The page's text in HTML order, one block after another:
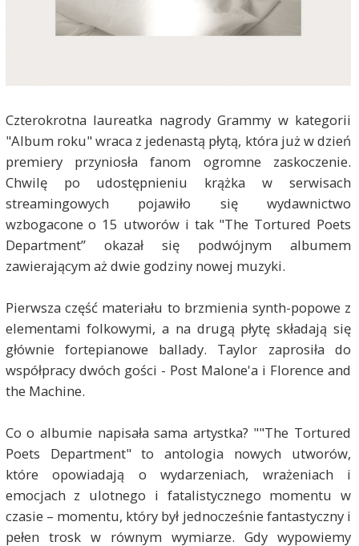
Czterokrotna laureatka nagrody Grammy w kategorii
"Album roku" wraca z jedenastą płytą, która już w dzień
premiery przyniosła fanom ogromne zaskoczenie.
Chwilę po udostępnieniu krążka w serwisach
streamingowych pojawiło się wydawnictwo
wzbogacone o 15 utworów i tak "The Tortured Poets
Department” okazał się podwójnym albumem
zawierającym aż dwie godziny nowej muzyki.
Pierwsza część materiału to brzmienia synth-popowe z
elementami folkowymi, a na drugą płytę składają się
głównie fortepianowe ballady. Taylor zaprosiła do
współpracy dwóch gości - Post Malone'a i Florence and
the Machine.
Co o albumie napisała sama artystka? ""The Tortured
Poets Department" to antologia nowych utworów,
które opowiadają o wydarzeniach, wrażeniach i
emocjach z ulotnego i fatalistycznego momentu w
czasie – momentu, który był jednocześnie fantastyczny i
pełen trosk w równym wymiarze. Gdy wypowiemy